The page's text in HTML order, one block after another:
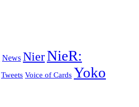
News NierNieR:
Tweets Voice of Cards Yoko